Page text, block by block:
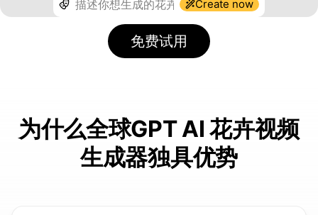
Create now
免费试用
为什么全球GPT AI 花卉视频
生成器独具优势